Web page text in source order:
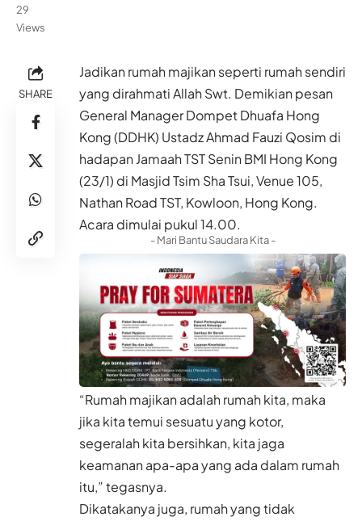
29
Views
SHARE
Jadikan rumah majikan seperti rumah sendiri
yang dirahmati Allah Swt. Demikian pesan
General Manager Dompet Dhuafa Hong
Kong (DDHK) Ustadz Ahmad Fauzi Qosim di
hadapan Jamaah TST Senin BMI Hong Kong
(23/1) di Masjid Tsim Sha Tsui, Venue 105,
Nathan Road TST, Kowloon, Hong Kong.
Acara dimulai pukul 14.00.
- Mari Bantu Saudara Kita -
“Rumah majikan adalah rumah kita, maka
jika kita temui sesuatu yang kotor,
segeralah kita bersihkan, kita jaga
keamanan apa-apa yang ada dalam rumah
itu,” tegasnya.
Dikatakanya juga, rumah yang tidak